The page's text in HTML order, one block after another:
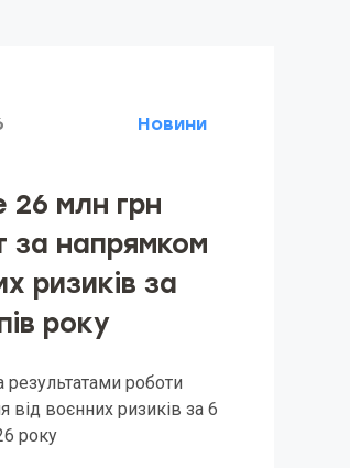
Новини
млн грн
за напрямком
ризиків за
року
результатами роботи
від воєнних ризиків за 6
року